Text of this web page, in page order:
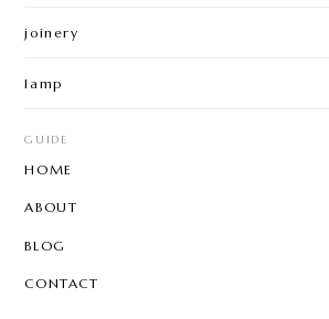
joinery
lamp
GUIDE
HOME
ABOUT
BLOG
CONTACT